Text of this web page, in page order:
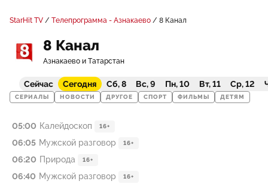
StarHit TV Телепрограмма - Азнакаево 8 Канал
8 Канал
Азнакаево и Татарстан
Сейчас Сегодня Сб, 8 Вс, 9 Пн, 10 Вт, 11 Ср, 12
СЕРИАЛЫ НОВОСТИ ДРУГОЕ СПОРТ ФИЛЬМЫ ДЕТЯМ
05:00 Калейдоскоп 16+
06:05 Мужской разговор 16+
06:20 Природа 16+
06:40 Мужской разговор 16+